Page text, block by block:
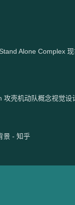
Alone Complex
攻壳机动队概念视觉
景 - 知乎